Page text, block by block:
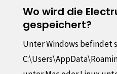
Wo wird die
gespeichert?
Unter Windows befindet